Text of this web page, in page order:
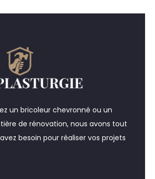
un bricoleur chevronné ou un
de rénovation, nous avons tout
besoin pour réaliser vos projets